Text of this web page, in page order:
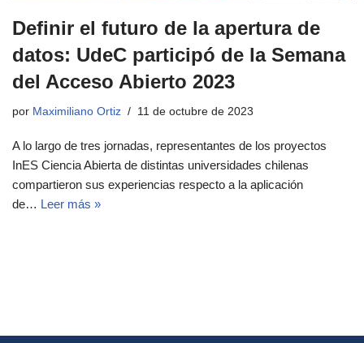
Definir el futuro de la apertura de
datos: UdeC participó de la Semana
del Acceso Abierto 2023
por Maximiliano Ortiz 11 de octubre de 2023
A lo largo de tres jornadas, representantes de los proyectos
InES Ciencia Abierta de distintas universidades chilenas
compartieron sus experiencias respecto a la aplicación
de… Leer más »